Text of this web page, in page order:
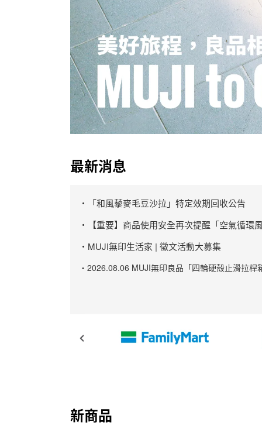
最新消息
・「和風藜麥毛豆沙拉」特定效期回收公告
・【重要】商品使用安全再次提醒「空氣循環
・MUJI無印生活家 | 徵文活動大募集
・2026.08.06 MUJI無印良品「四輪硬殼止滑拉
新商品